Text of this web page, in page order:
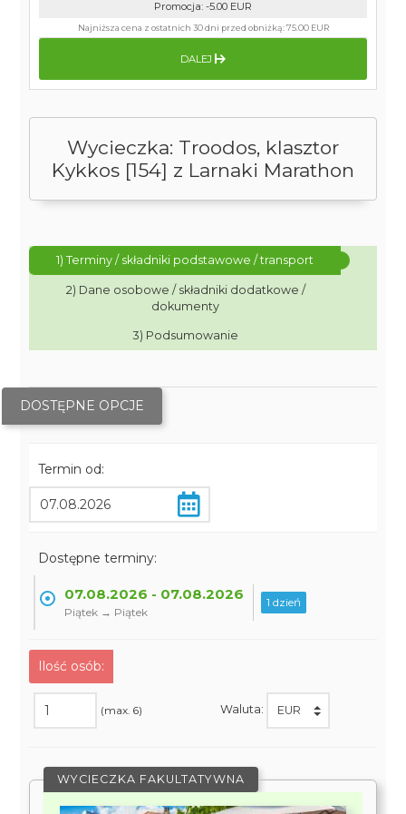
Wycieczka: Troodos, klasztor
Kykkos [154] z Larnaki Marathon
1) Terminy / składniki podstawowe / transport
2) Dane osobowe / składniki dodatkowe /
dokumenty
3) Podsumowanie
DOSTĘPNE OPCJE
Termin od:
Dostępne terminy:
07.08.2026 - 07.08.2026
Piątek → Piątek
1 dzień
Ilość osób:
(max. 6) Waluta:
WYCIECZKA FAKULTATYWNA
Promocja: -5.00 EUR
Najniższa cena z ostatnich 30 dni przed obniżką:75.00 EUR
DALEJ